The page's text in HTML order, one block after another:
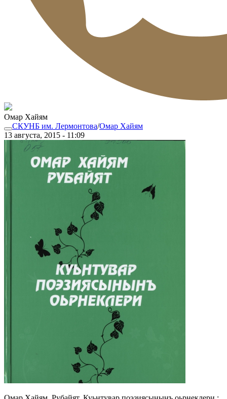
Омар Хайям
СКУНБ им. Лермонтова/Омар Хайям
13 августа, 2015 - 11:09